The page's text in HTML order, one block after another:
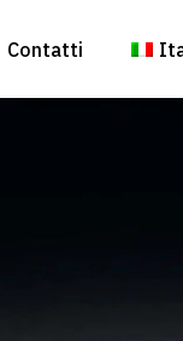
Contatti